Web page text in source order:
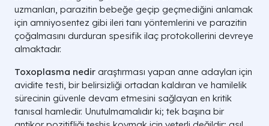
uzmanları, parazitin bebeğe geçip geçmediğini anlamak
için amniyosentez gibi ileri tanı yöntemlerini ve parazitin
çoğalmasını durduran spesifik ilaç protokollerini devreye
almaktadır.
Toxoplasma nedir araştırması yapan anne adayları için
avidite testi, bir belirsizliği ortadan kaldıran ve hamilelik
sürecinin güvenle devam etmesini sağlayan en kritik
tanısal hamledir. Unutulmamalıdır ki; tek başına bir